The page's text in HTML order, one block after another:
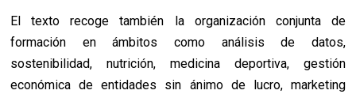
El texto recoge también la organización conjunta de
formación en ámbitos como análisis de datos,
sostenibilidad, nutrición, medicina deportiva, gestión
económica de entidades sin ánimo de lucro, marketing